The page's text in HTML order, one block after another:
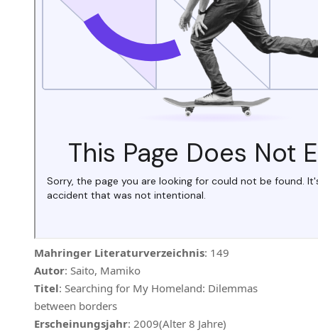
Mahringer Literaturverzeichnis: 149
Autor: Saito, Mamiko
Titel: Searching for My Homeland: Dilemmas
between borders
Erscheinungsjahr: 2009(Alter 8 Jahre)